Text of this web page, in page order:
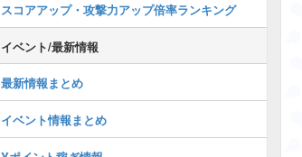
スコアアップ・攻撃力アップ倍率ランキング
イベント/最新情報
最新情報まとめ
イベント情報まとめ